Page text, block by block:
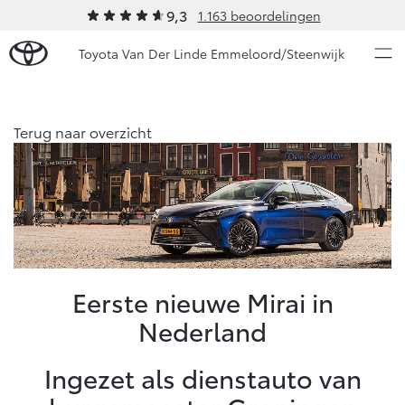
9,3 1.163 beoordelingen
Toyota Van Der Linde Emmeloord/Steenwijk
Ons bedrijf
Ons bedrijf
Onze medewerkers
Autohopper/Autoverhuur
Autohopper/Verhuisbus
Klantbeoordelingen
Modellen
Aygo X
HYBRIDE
Vanaf € 23.750,-
Yaris
HYBRIDE
Vanaf € 27.195,-
Occasions
Diensten
Terug naar overzicht
Eerste nieuwe Mirai in
Nederland
Ingezet als dienstauto van